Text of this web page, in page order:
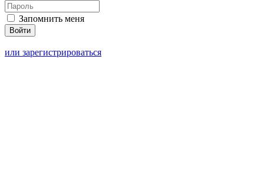
Запомнить меня
или зарегистрироваться